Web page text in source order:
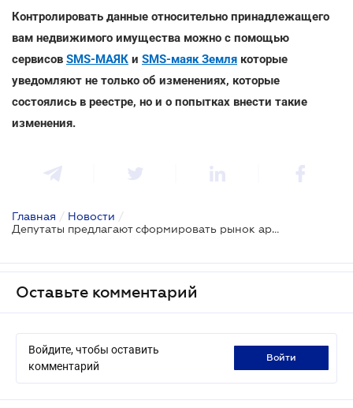
Контролировать данные относительно принадлежащего
вам недвижимого имущества можно с помощью
сервисов SMS-МАЯК и SMS-маяк Земля которые
уведомляют не только об изменениях, которые
состоялись в реестре, но и о попытках внести такие
изменения.
Главная / Новости /
Депутаты предлагают сформировать рынок арендного жилья коммунальной формы собственности
Оставьте комментарий
Войдите, чтобы оставить
комментарий
войти